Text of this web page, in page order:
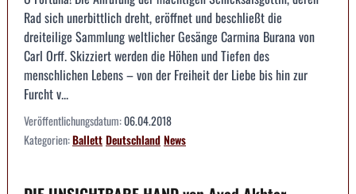
Rad sich unerbittlich dreht, eröffnet und beschließt die
dreiteilige Sammlung weltlicher Gesänge Carmina Burana von
Carl Orff. Skizziert werden die Höhen und Tiefen des
menschlichen Lebens – von der Freiheit der Liebe bis hin zur
Furcht v...
Veröffentlichungsdatum:06.04.2018
Kategorien:BallettDeutschlandNews